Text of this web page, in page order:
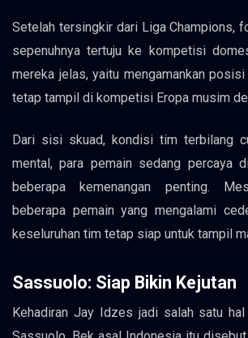
Setelah tersingkir dari Liga Champions,
sepenuhnya tertuju ke kompetisi
mereka jelas, yaitu mengamankan
tetap tampil di kompetisi Eropa musim
Dari sisi skuad, kondisi tim terbilang
mental, para pemain sedang percaya
beberapa kemenangan penting.
beberapa pemain yang mengalami
keseluruhan tim tetap siap untuk tampil
Sassuolo: Siap Bikin Kejutan
Kehadiran Jay Idzes jadi salah satu